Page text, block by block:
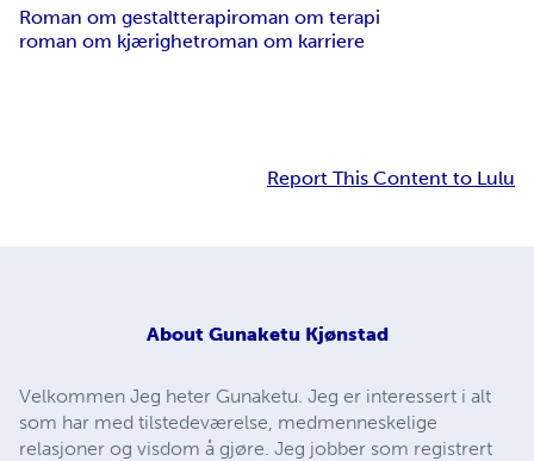
Roman om gestaltterapiroman om terapi
roman om kjærighetroman om karriere
Report This Content to Lulu
About Gunaketu Kjønstad
Velkommen Jeg heter Gunaketu. Jeg er interessert i alt
som har med tilstedeværelse, medmenneskelige
relasjoner og visdom å gjøre. Jeg jobber som registrert